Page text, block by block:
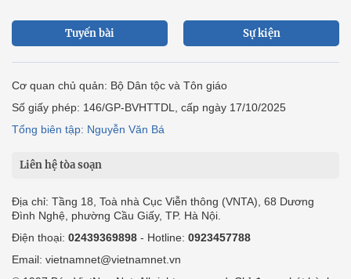
Tuyến bài Sự kiện
Cơ quan chủ quản: Bộ Dân tộc và Tôn giáo
Số giấy phép: 146/GP-BVHTTDL, cấp ngày 17/10/2025
Tổng biên tập: Nguyễn Văn Bá
Liên hệ tòa soạn
Địa chỉ: Tầng 18, Toà nhà Cục Viễn thông (VNTA), 68 Dương
Đình Nghệ, phường Cầu Giấy, TP. Hà Nội.
Điện thoại: 02439369898 - Hotline: 0923457788
Email: vietnamnet@vietnamnet.vn